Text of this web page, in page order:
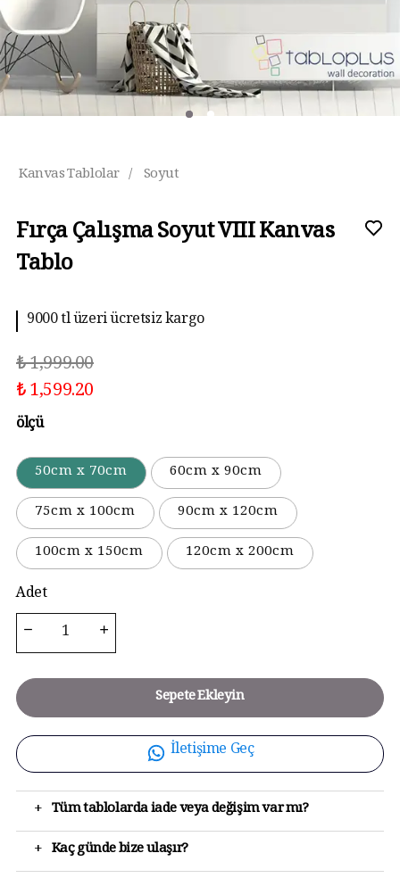
Kanvas Tablolar / Soyut
Fırça Çalışma Soyut VIII Kanvas
Tablo
9000 tl üzeri ücretsiz kargo
₺ 1,999.00
₺ 1,599.20
ölçü
50cm x 70cm
60cm x 90cm
75cm x 100cm
90cm x 120cm
100cm x 150cm
120cm x 200cm
Adet
Sepete Ekleyin
İletişime Geç
+ Tüm tablolarda iade veya değişim var mı?
+ Kaç günde bize ulaşır?